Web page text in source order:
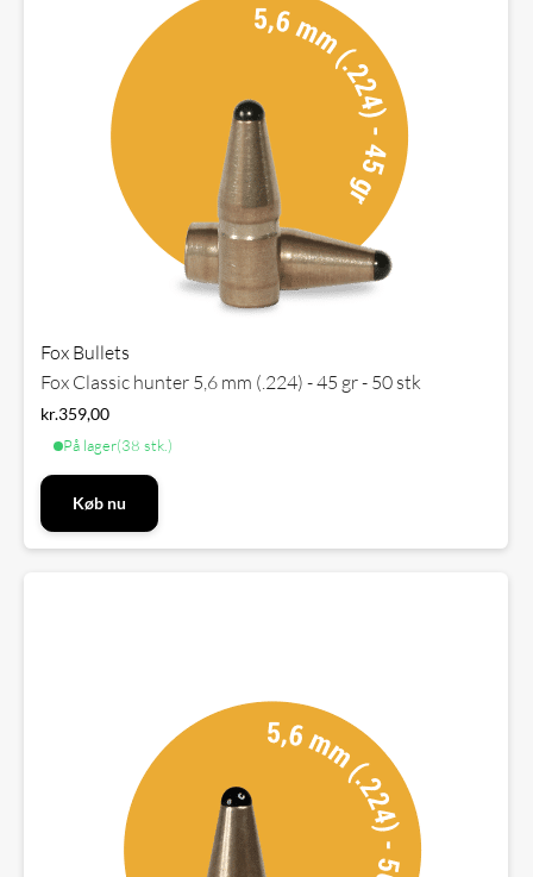
Fox Bullets
Fox Classic hunter 5,6 mm (.224) - 45 gr - 50 stk
kr.359,00
På lager(38 stk.)
Køb nu